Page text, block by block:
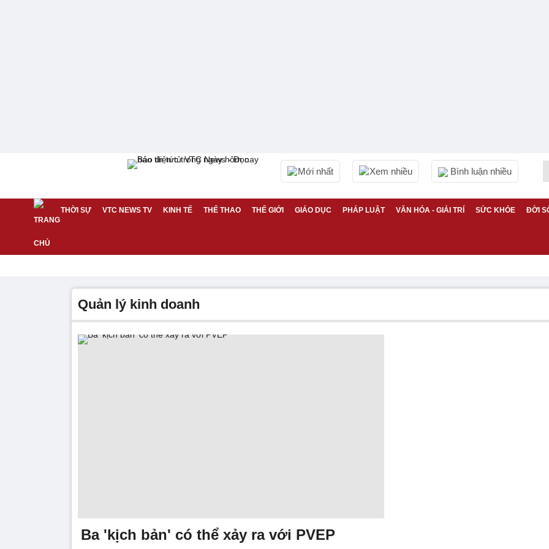
Mới nhất Xem nhiều Bình luận nhiều
THỜI SỰ VTC NEWS TV KINH TẾ THỂ THAO THẾ GIỚI GIÁO DỤC PHÁP LUẬT VĂN HÓA - GIẢI TRÍ SỨC KHỎE ĐỜI
quản lý kinh doanh
Ba 'kịch bản' có thể xảy ra với PVEP